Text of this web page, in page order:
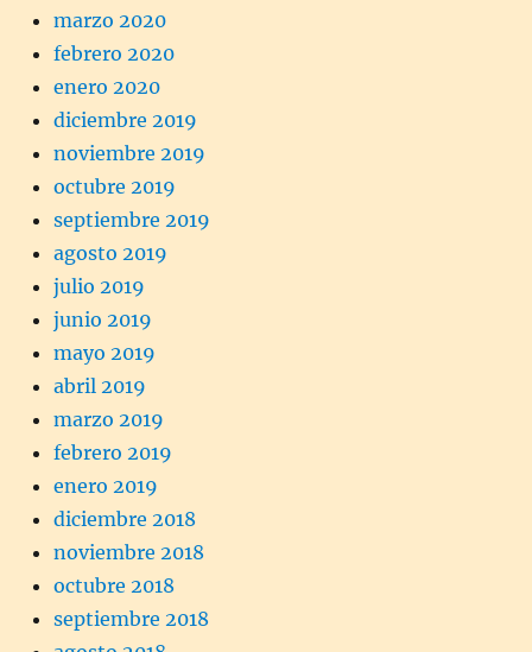
marzo 2020
febrero 2020
enero 2020
diciembre 2019
noviembre 2019
octubre 2019
septiembre 2019
agosto 2019
julio 2019
junio 2019
mayo 2019
abril 2019
marzo 2019
febrero 2019
enero 2019
diciembre 2018
noviembre 2018
octubre 2018
septiembre 2018